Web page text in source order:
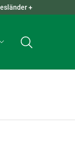
LINKS +
+